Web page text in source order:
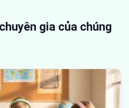
gia của chúng